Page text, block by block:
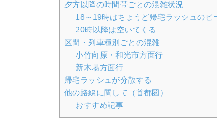
夕方以降の時間帯ごとの混雑状況
18～19時はちょうど帰宅ラッシュのピ
20時以降は空いてくる
区間・列車種別ごとの混雑
小竹向原・和光市方面行
新木場方面行
帰宅ラッシュが分散する
他の路線に関して（首都圏）
おすすめ記事